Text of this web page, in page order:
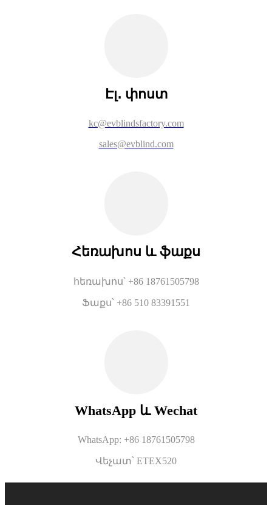
Էլ․ փոստ
kc@evblindsfactory.com
sales@evblind.com
Հեռախոս և ֆաքս
հեռախոս՝ +86 18761505798
Ֆաքս՝ +86 510 83391551
WhatsApp և Wechat
WhatsApp: +86 18761505798
Վեչատ՝ ETEX520